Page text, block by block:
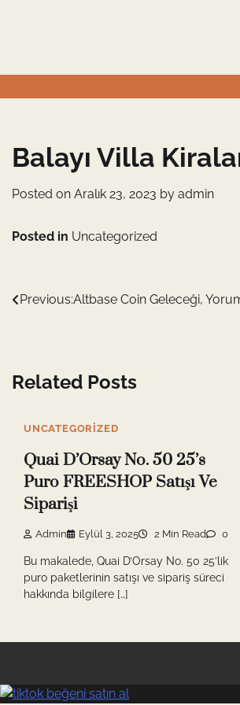
Balayı Villa
Posted on Aralık 23, 2023 by admin
Posted in Uncategorized
Yazı
Previous:Altbase Coin Geleceği,
Related Posts
UNCATEGORIZED
Quai D’Orsay No. 50 25’s
Puro FREESHOP Satışı Ve
Siparişi
Admin Eylül 3, 2025 2 Min Read 0
Bu makalede, Quai D’Orsay No. 50 25’lik
puro paketlerinin satışı ve sipariş süreci
hakkında bilgilere […]